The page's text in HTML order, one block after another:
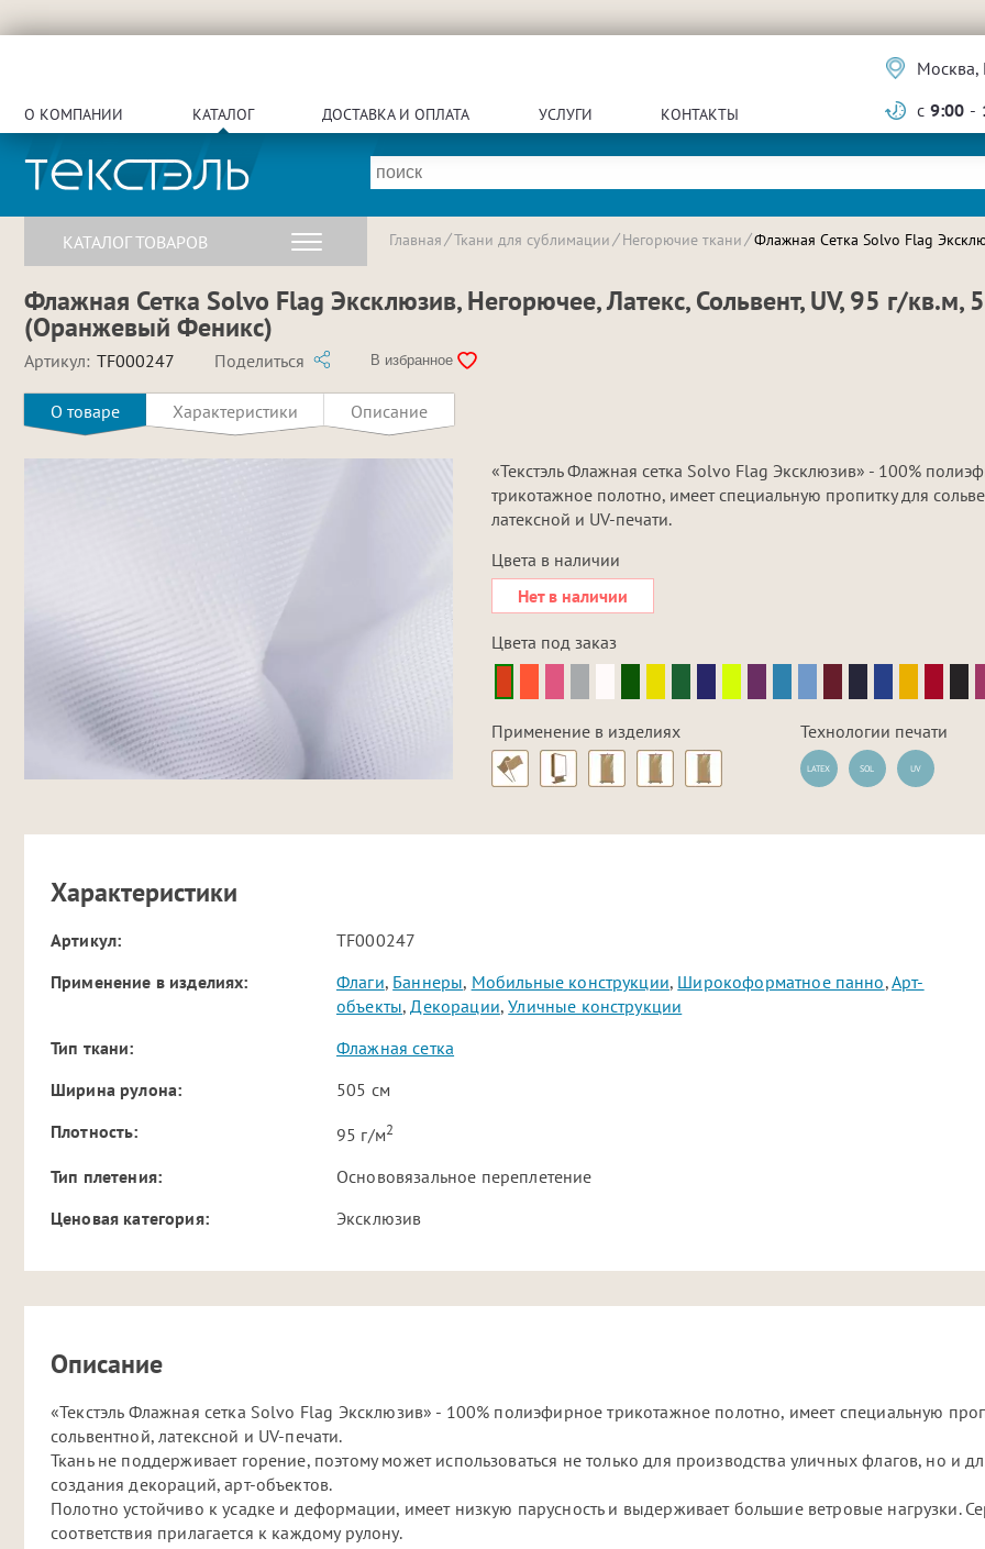
О КОМПАНИИ КАТАЛОГ ДОСТАВКА И ОПЛАТА УСЛУГИ КОНТАКТЫ
Москва,
с 9:00 -
КАТАЛОГ ТОВАРОВ Главная Ткани для сублимации Негорючие ткани Флажная Сетка Solvo Flag
Флажная Сетка Solvo Flag Эксклюзив, Негорючее, Латекс, Сольвент, UV, 95 г/кв.м,
(Оранжевый Феникс)
Артикул: TF000247 Поделиться В избранное
О товаре Характеристики Описание
«Текстэль Флажная сетка Solvo Flag Эксклюзив» - 100%
трикотажное полотно, имеет специальную пропитку для
латексной и UV-печати.
Цвета в наличии
Нет в наличии
Цвета под заказ
Применение в изделиях Технологии печати
LATEX SOL UV
Характеристики
Артикул:
TF000247
Применение в изделиях:
Флаги, Баннеры, Мобильные конструкции, Широкоформатное панно,Арт-
объекты, Декорации,Уличные конструкции
Тип ткани:
Флажная сетка
Ширина рулона:
505 см
Плотность:
95 г/м2
Тип плетения:
Основовязальное переплетение
Ценовая категория:
Эксклюзив
Описание
«Текстэль Флажная сетка Solvo Flag Эксклюзив» - 100% полиэфирное трикотажное полотно, имеет специальную
сольвентной, латексной и UV-печати.
Ткань не поддерживает горение, поэтому может использоваться не только для производства уличных флагов, но и
создания декораций, арт-объектов.
Полотно устойчиво к усадке и деформации, имеет низкую парусность и выдерживает большие ветровые нагрузки.
соответствия прилагается к каждому рулону.